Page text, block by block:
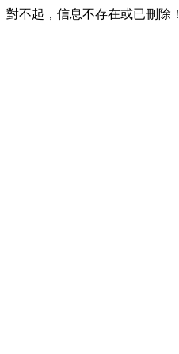
對不起，信息不存在或已刪除！